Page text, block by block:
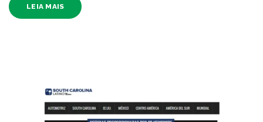
LEIA MAIS